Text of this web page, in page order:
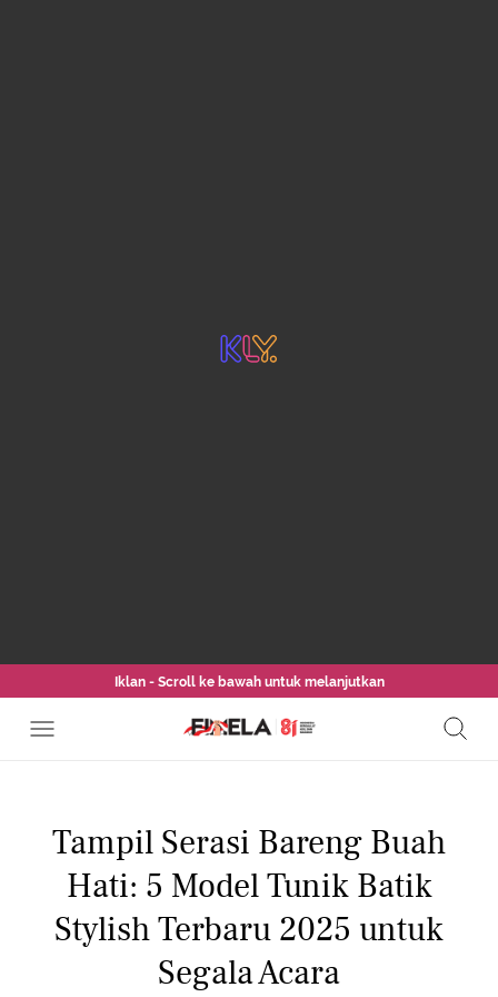
Iklan - Scroll ke bawah untuk melanjutkan
Tampil Serasi Bareng Buah
Hati: 5 Model Tunik Batik
Stylish Terbaru 2025 untuk
Segala Acara